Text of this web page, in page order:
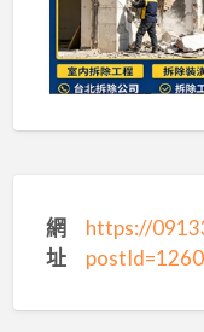
網
址
https://